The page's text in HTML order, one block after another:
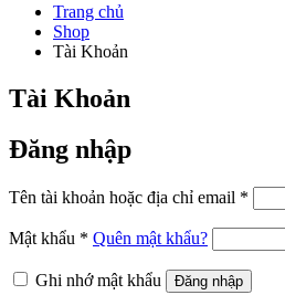
Trang chủ
Shop
Tài Khoản
Tài Khoản
Đăng nhập
Tên tài khoản hoặc địa chỉ email *
Mật khẩu * Quên mật khẩu?
Ghi nhớ mật khẩu